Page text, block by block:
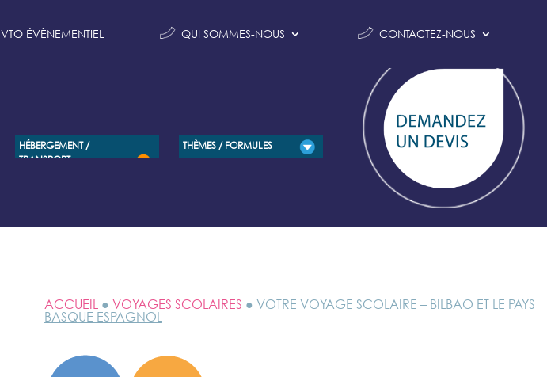
VTO ÉVÈNEMENTIEL QUI SOMMES-NOUS CONTACTEZ-NOUS
HÉBERGEMENT /
TRANSPORT
THÈMES / FORMULES
ACCUEIL ● VOYAGES SCOLAIRES ● VOTRE VOYAGE SCOLAIRE – BILBAO ET LE PAYS
BASQUE ESPAGNOL